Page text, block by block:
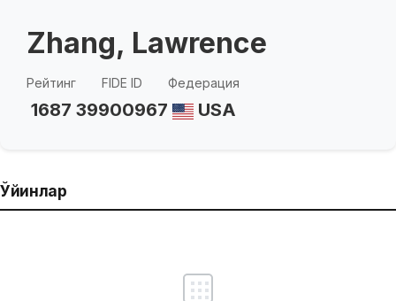
Zhang, Lawrence
Рейтинг
1687
FIDE ID
39900967
Федерация
USA
Ўйинлар